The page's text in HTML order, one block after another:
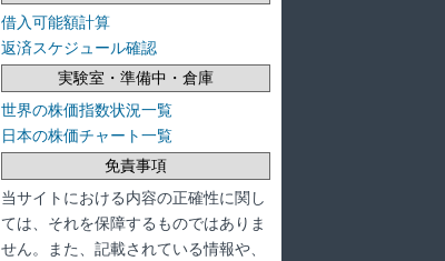
借入可能額計算
返済スケジュール確認
実験室・準備中・倉庫
世界の株価指数状況一覧
日本の株価チャート一覧
免責事項
当サイトにおける内容の正確性に関し
ては、それを保障するものではありま
せん。また、記載されている情報や、